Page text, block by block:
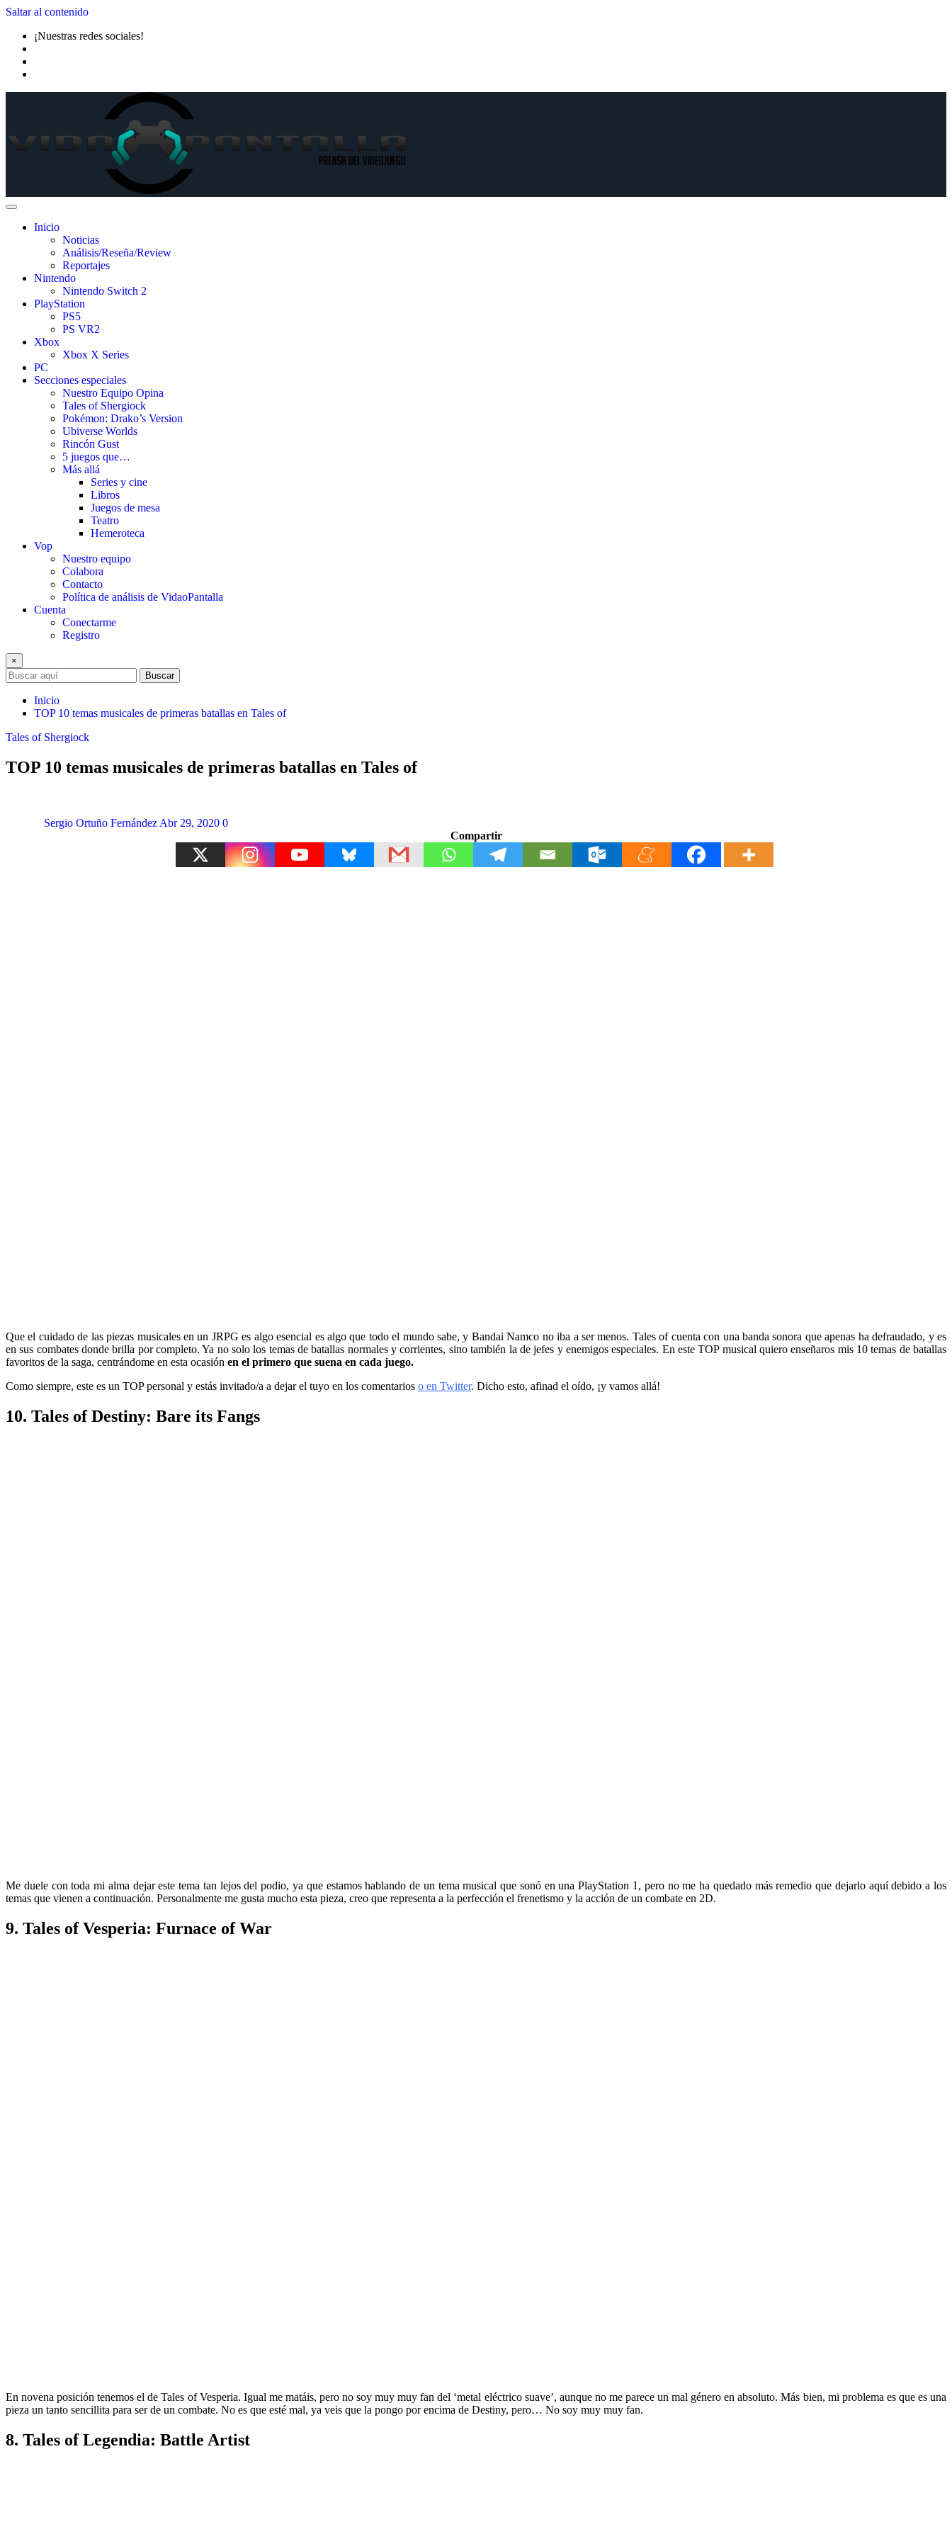
Saltar al contenido
¡Nuestras redes sociales!
Inicio
Noticias
Análisis/Reseña/Review
Reportajes
Nintendo
Nintendo Switch 2
PlayStation
PS5
PS VR2
Xbox
Xbox X Series
PC
Secciones especiales
Nuestro Equipo Opina
Tales of Shergiock
Pokémon: Drako’s Version
Ubiverse Worlds
Rincón Gust
5 juegos que…
Más allá
Series y cine
Libros
Juegos de mesa
Teatro
Hemeroteca
Vop
Nuestro equipo
Colabora
Contacto
Política de análisis de VidaoPantalla
Cuenta
Conectarme
Registro
×
Buscar
Inicio
TOP 10 temas musicales de primeras batallas en Tales of
Tales of Shergiock
TOP 10 temas musicales de primeras batallas en Tales of
Sergio Ortuño Fernández Abr 29, 2020 0
Compartir
Que el cuidado de las piezas musicales en un JRPG es algo esencial es algo que todo el mundo sabe, y Bandai Namco no iba a ser menos. Tales of cuenta con una banda sonora que apenas ha defraudado, y es
en sus combates donde brilla por completo. Ya no solo los temas de batallas normales y corrientes, sino también la de jefes y enemigos especiales. En este TOP musical quiero enseñaros mis 10 temas de batallas
favoritos de la saga, centrándome en esta ocasión en el primero que suena en cada juego.
Como siempre, este es un TOP personal y estás invitado/a a dejar el tuyo en los comentarios o en Twitter. Dicho esto, afinad el oído, ¡y vamos allá!
10. Tales of Destiny: Bare its Fangs
Me duele con toda mi alma dejar este tema tan lejos del podio, ya que estamos hablando de un tema musical que sonó en una PlayStation 1, pero no me ha quedado más remedio que dejarlo aquí debido a los
temas que vienen a continuación. Personalmente me gusta mucho esta pieza, creo que representa a la perfección el frenetismo y la acción de un combate en 2D.
9. Tales of Vesperia: Furnace of War
En novena posición tenemos el de Tales of Vesperia. Igual me matáis, pero no soy muy muy fan del ‘metal eléctrico suave’, aunque no me parece un mal género en absoluto. Más bien, mi problema es que es una
pieza un tanto sencillita para ser de un combate. No es que esté mal, ya veis que la pongo por encima de Destiny, pero… No soy muy muy fan.
8. Tales of Legendia: Battle Artist